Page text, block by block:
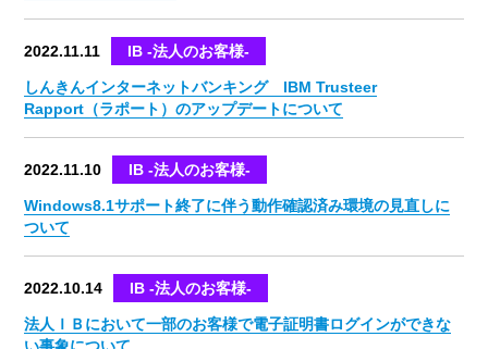
2022.11.11 IB -法人のお客様-
しんきんインターネットバンキング IBM Trusteer
Rapport（ラポート）のアップデートについて
2022.11.10 IB -法人のお客様-
Windows8.1サポート終了に伴う動作確認済み環境の見直しに
ついて
2022.10.14 IB -法人のお客様-
法人ＩＢにおいて一部のお客様で電子証明書ログインができな